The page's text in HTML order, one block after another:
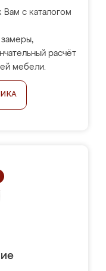
с каталогом
расчёт
мебели.